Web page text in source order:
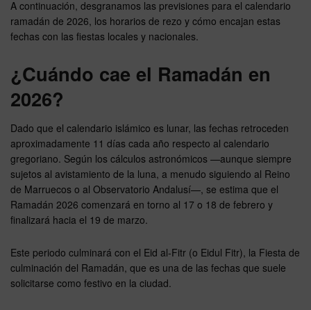
A continuación, desgranamos las previsiones para el calendario
ramadán de 2026, los horarios de rezo y cómo encajan estas
fechas con las fiestas locales y nacionales.
¿Cuándo cae el Ramadán en
2026?
Dado que el calendario islámico es lunar, las fechas retroceden
aproximadamente 11 días cada año respecto al calendario
gregoriano. Según los cálculos astronómicos —aunque siempre
sujetos al avistamiento de la luna, a menudo siguiendo al Reino
de Marruecos o al Observatorio Andalusí—, se estima que el
Ramadán 2026 comenzará en torno al 17 o 18 de febrero y
finalizará hacia el 19 de marzo.
Este periodo culminará con el Eid al-Fitr (o Eidul Fitr), la Fiesta de
culminación del Ramadán, que es una de las fechas que suele
solicitarse como festivo en la ciudad.